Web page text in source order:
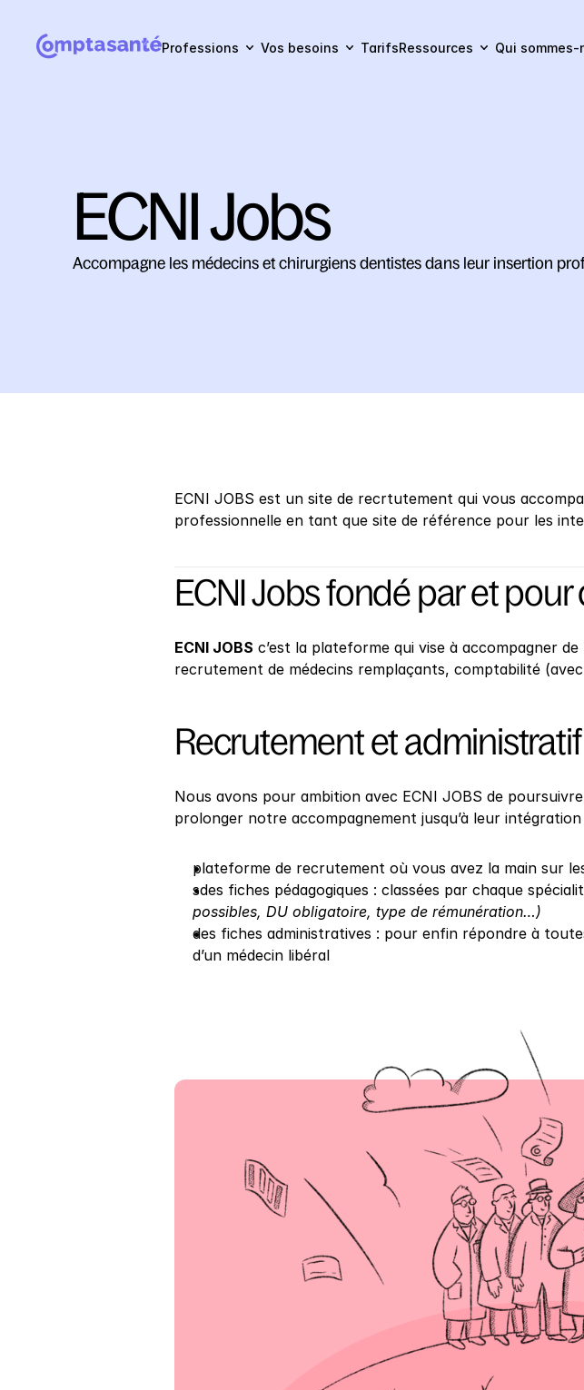
Professions Vos besoins TarifsRessources Qui sommes-
ECNI Jobs
Accompagne les médecins et chirurgiens dentistes dans leur insertion
ECNI JOBS est un site de recrtutement qui vous
professionnelle en tant que site de référence pour les
ECNI Jobs fondé par et
ECNI JOBS c’est la plateforme qui vise à accompagner
recrutement de médecins remplaçants, comptabilité
Recrutement et administratif
Nous avons pour ambition avec ECNI JOBS de
prolonger notre accompagnement jusqu’à leur
plateforme de recrutement où vous avez la main sur
sdes fiches pédagogiques : classées par chaque
possibles, DU obligatoire, type de rémunération…)
des fiches administratives : pour enfin répondre à
d’un médecin libéral